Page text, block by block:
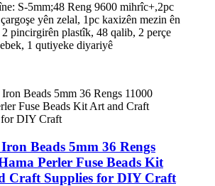
S-5mm;48 Reng 9600 mihrîc+,2pc
yên zelal, 1pc kaxizên mezin ên
pincirgirên plastîk, 48 qalib, 2 perçe
1 qutiyeke diyariyê
Beads 5mm 36 Rengs
Perler Fuse Beads Kit
Craft Supplies for DIY Craft